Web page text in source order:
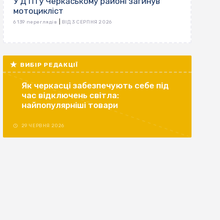
мотоцикліст
6 139 переглядів ВІД 3 СЕРПНЯ 2026
ВИБІР РЕДАКЦІЇ
Як черкасці забезпечують себе під
час відключень світла:
найпопулярніші товари
29 ЧЕРВНЯ 2026